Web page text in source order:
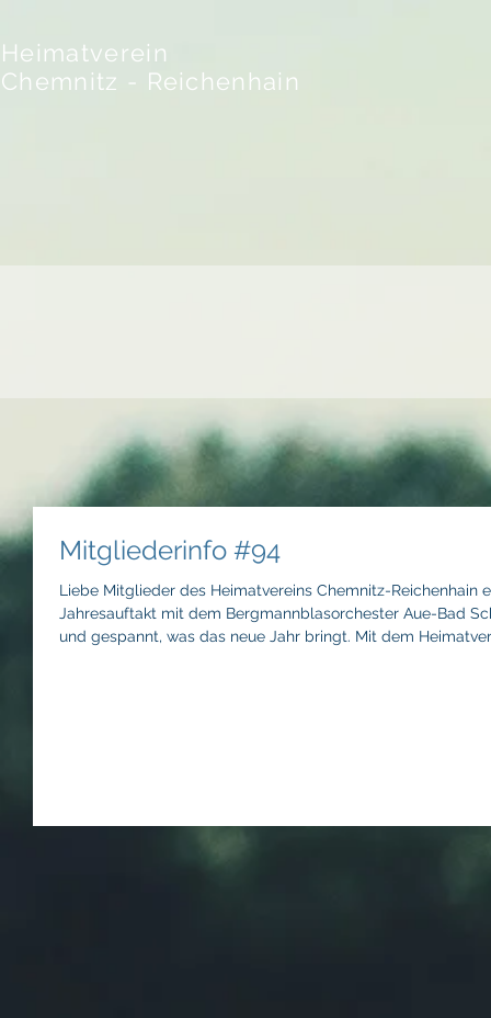
Heimatverein
Chemnitz - Reichenhain
Mitgliederinfo #94
Liebe Mitglieder des Heimatvereins Chemnitz-Reichenhain
Jahresauftakt mit dem Bergmannblasorchester Aue-Bad
und gespannt, was das neue Jahr bringt. Mit dem